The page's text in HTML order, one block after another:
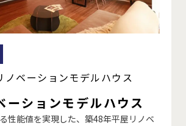
ノベーションモデルハウス
ーションモデルハウス
性能値を実現した、築48年平屋リノベ